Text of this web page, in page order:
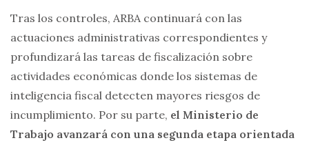
Tras los controles, ARBA continuará con las
actuaciones administrativas correspondientes y
profundizará las tareas de fiscalización sobre
actividades económicas donde los sistemas de
inteligencia fiscal detecten mayores riesgos de
incumplimiento. Por su parte, el Ministerio de
Trabajo avanzará con una segunda etapa orientada